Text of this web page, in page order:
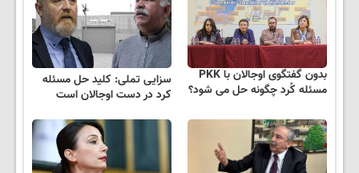
بدون گفتگوی اوجالان با PKK
مسئله کُرد چگونه حل می شود؟
سزایی تملی: کلید حل مسئله
کرد در دست اوجالان است